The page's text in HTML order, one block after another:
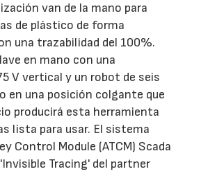
van de la mano para
de plástico de forma
una trazabilidad del 100%.
en mano con una
V vertical y un robot de seis
en una posición colgante que
producirá esta herramienta
lista para usar. El sistema
Control Module (ATCM) Scada
Tracing' del partner